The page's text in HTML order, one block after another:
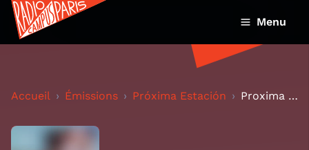
Menu
Accueil Émissions Próxima Estación Proxima Estacíon reçoit ÀBÁJADE #Orishas & Mystic...